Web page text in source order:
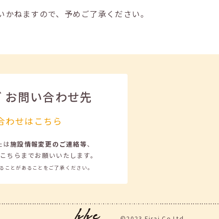
ねますので、予めご了承ください。
お問い合わせ先
わせはこちら
は施設情報変更のご連絡等、
ちらまでお願いいたします。
ことがあることをご了承ください。